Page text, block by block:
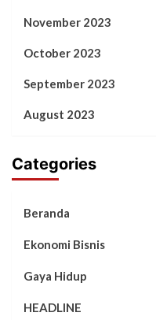
November 2023
October 2023
September 2023
August 2023
Categories
Beranda
Ekonomi Bisnis
Gaya Hidup
HEADLINE